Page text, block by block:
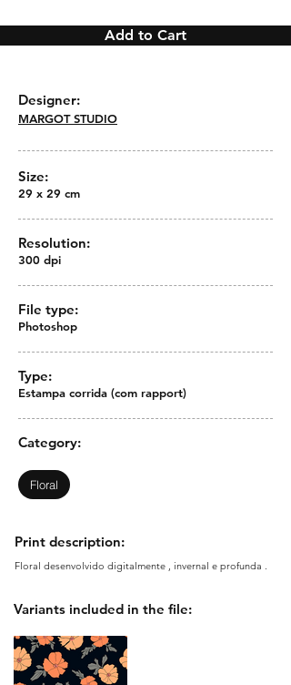
Add to Cart
Designer:
MARGOT STUDIO
Size:
29 x 29 cm
Resolution:
300 dpi
File type:
Photoshop
Type:
Estampa corrida (com rapport)
Category:
Floral
Print description:
Floral desenvolvido digitalmente , invernal e profunda .
Variants included in the file: